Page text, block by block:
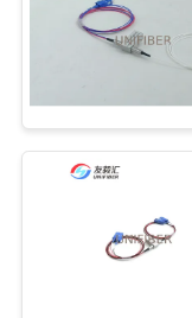
FORDERN
SIE
EIN
ZITAT
SITEMAP
Fiber